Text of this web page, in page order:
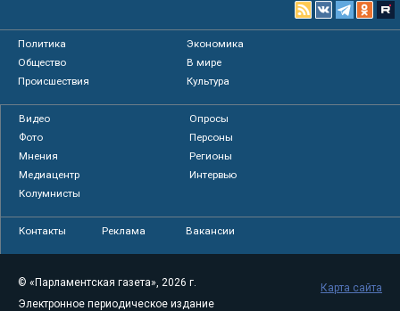
Политика
Экономика
Общество
В мире
Происшествия
Культура
Видео
Опросы
Фото
Персоны
Мнения
Регионы
Медиацентр
Интервью
Колумнисты
Контакты Реклама Вакансии
© «Парламентская газета», 2026 г.
Электронное периодическое издание
Карта сайта